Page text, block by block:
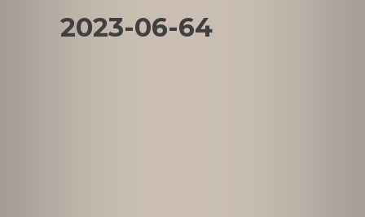
2023-06-64